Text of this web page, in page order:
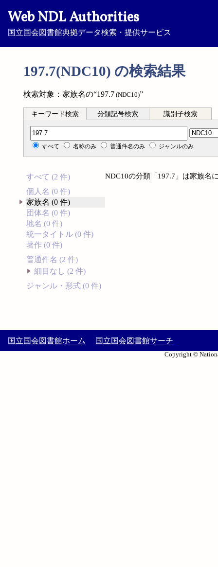
Web NDL Authorities
国立国会図書館典拠データ検索・提供サービス
197.7(NDC10) の検索結果
検索対象：家族名の“197.7 (NDC10)”
キーワード検索 分類記号検索 識別子検索
分類記号検索
すべて 名称のみ 普通件名のみ ジャンルのみ
すべて (2 件)
個人名 (0 件)
家族名 (0 件)
団体名 (0 件)
地名 (0 件)
統一タイトル (0 件)
著作 (0 件)
普通件名 (2 件)
細目なし (2 件)
ジャンル・形式 (0 件)
NDC10の分類「197.7」は家族名
国立国会図書館ホーム 国立国会図書館サーチ
Copyright ©